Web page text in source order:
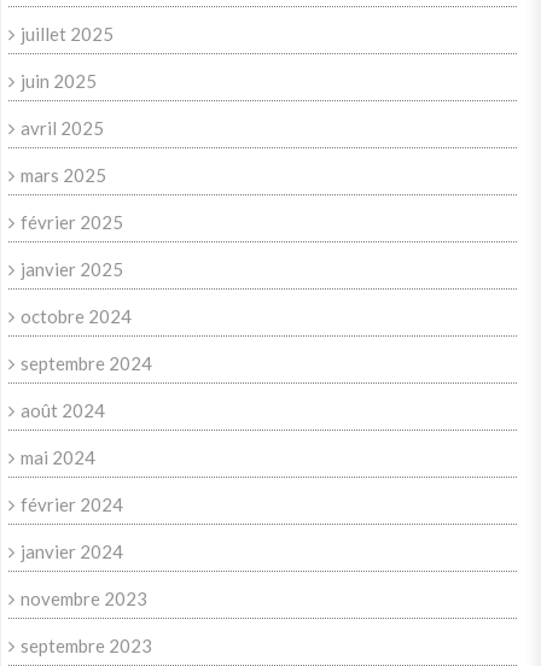
juillet 2025
juin 2025
avril 2025
mars 2025
février 2025
janvier 2025
octobre 2024
septembre 2024
août 2024
mai 2024
février 2024
janvier 2024
novembre 2023
septembre 2023